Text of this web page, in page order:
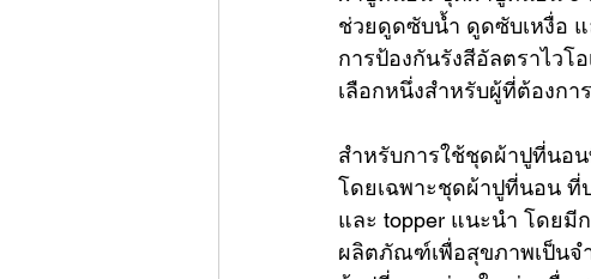
ช่วยดูดซับน้ำ ดูดซับเหงื่อ
การป้องกันรังสีอัลตราไวโ
เลือกหนึ่งสำหรับผู้ที่ต้องก
สำหรับการใช้ชุดผ้าปูที่นอน
โดยเฉพาะชุดผ้าปูที่นอน ที่
และ topper แนะนำ โดยมี
ผลิตภัณฑ์เพื่อสุขภาพเป็นจ